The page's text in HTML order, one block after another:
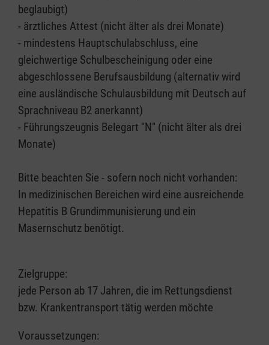
beglaubigt)
- ärztliches Attest (nicht älter als drei Monate)
- mindestens Hauptschulabschluss, eine
gleichwertige Schulbescheinigung oder eine
abgeschlossene Berufsausbildung (alternativ wird
eine ausländische Schulausbildung mit Deutsch auf
Sprachniveau B2 anerkannt)
- Führungszeugnis Belegart "N" (nicht älter als drei
Monate)
Bitte beachten Sie - sofern noch nicht vorhanden:
In medizinischen Bereichen wird eine ausreichende
Hepatitis B Grundimmunisierung und ein
Masernschutz benötigt.
Zielgruppe:
jede Person ab 17 Jahren, die im Rettungsdienst
bzw. Krankentransport tätig werden möchte
Voraussetzungen: